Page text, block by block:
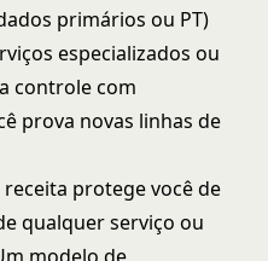
primários ou PT)
especializados ou
controle com
prova novas linhas de
protege você de
qualquer serviço ou